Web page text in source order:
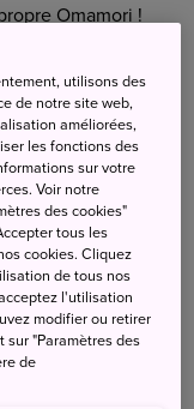
Omamori !
de la montagne
a environ 1 400
à la chance
de fabriquer
passage à
utilisons des
de notre site web,
améliorées,
les fonctions des
sur votre
Voir notre
des cookies"
tous les
cookies. Cliquez
de tous nos
l'utilisation
modifier ou retirer
"Paramètres des
de